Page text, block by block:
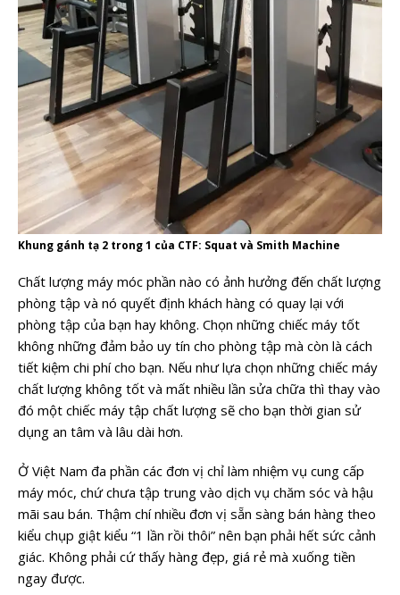
Khung gánh tạ 2 trong 1 của CTF: Squat và Smith Machine
Chất lượng máy móc phần nào có ảnh hưởng đến chất lượng
phòng tập và nó quyết định khách hàng có quay lại với
phòng tập của bạn hay không. Chọn những chiếc máy tốt
không những đảm bảo uy tín cho phòng tập mà còn là cách
tiết kiệm chi phí cho bạn. Nếu như lựa chọn những chiếc máy
chất lượng không tốt và mất nhiều lần sửa chữa thì thay vào
đó một chiếc máy tập chất lượng sẽ cho bạn thời gian sử
dụng an tâm và lâu dài hơn.
Ở Việt Nam đa phần các đơn vị chỉ làm nhiệm vụ cung cấp
máy móc, chứ chưa tập trung vào dịch vụ chăm sóc và hậu
mãi sau bán. Thậm chí nhiều đơn vị sẵn sàng bán hàng theo
kiểu chụp giật kiểu “1 lần rồi thôi” nên bạn phải hết sức cảnh
giác. Không phải cứ thấy hàng đẹp, giá rẻ mà xuống tiền
ngay được.